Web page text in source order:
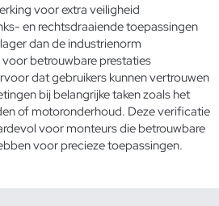
voor extra veiligheid
en rechtsdraaiende toepassingen
dan de industrienorm
betrouwbare prestaties
dat gebruikers kunnen vertrouwen
bij belangrijke taken zoals het
of motoronderhoud. Deze verificatie
voor monteurs die betrouwbare
voor precieze toepassingen.